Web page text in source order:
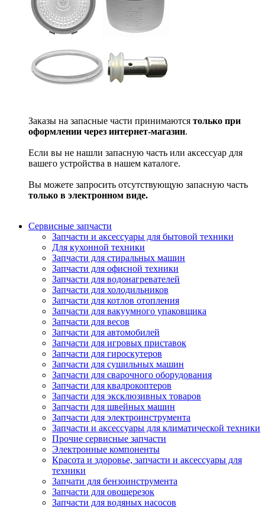
Заказы на запасные части принимаются только при
оформлении через интернет-магазин.
Если вы не нашли запасную часть или аксессуар для
вашего устройства в нашем каталоге.
Вы можете запросить отсутствующую запасную часть
только в электронном виде.
Сервисные запчасти
Запчасти и аксессуары для бытовой техники
Для кухонной техники
Запчасти для стиральных машин
Запчасти для офисной техники
Запчасти для водонагревателей
Запчасти для холодильников
Запчасти для котлов отопления
Запчасти для вакуумного упаковщика
Запчасти для весов
Запчасти для автомобилей
Запчасти для игровых приставок
Запчасти для гироскутеров
Запчасти для сушильных машин
Запчасти для сварочного оборудования
Запчасти для квадрокоптеров
Запчасти для эксклюзивных товаров
Запчасти для швейных машин
Запчасти для электроинструмента
Запчасти и аксессуары для климатической техники
Прочие сервисные запчасти
Электронные компоненты
Красота и здоровье, запчасти и аксессуары для
техники
Запчати для бензоинструмента
Запчасти для овощерезок
Запчасти для водяных насосов